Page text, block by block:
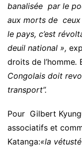
banalisée par le
aux morts de ceux
le pays, c’est
deuil national »,
droits de l’homme.
Congolais doit
transport”.
Pour Gilbert
associatifs et
Katanga:«la